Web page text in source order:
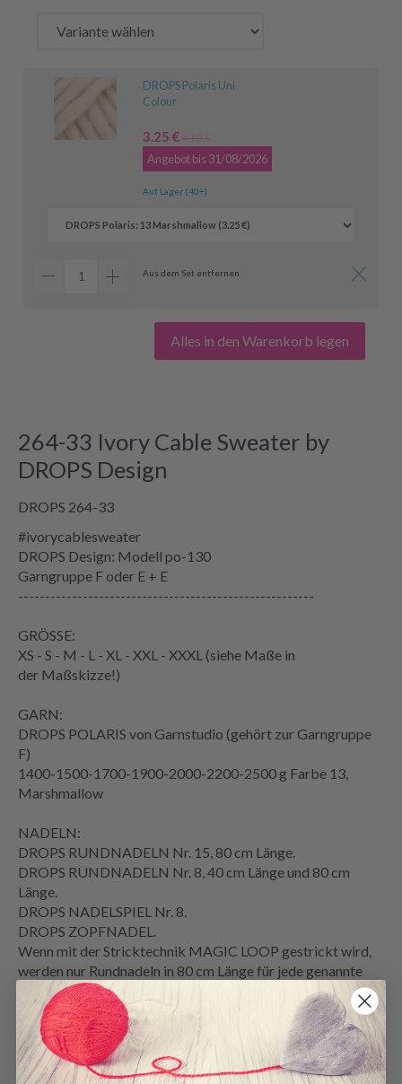
DROPS Polaris Uni
Colour
3.25 € 4.10 €
Angebot bis 31/08/2026
Auf Lager (40+)
Aus dem Set entfernen
Alles in den Warenkorb legen
264-33 Ivory Cable Sweater by
DROPS Design
DROPS 264-33
#ivorycablesweater
DROPS Design: Modell po-130
Garngruppe F oder E + E
-------------------------------------------------------
GRÖSSE:
XS - S - M - L - XL - XXL - XXXL (siehe Maße in
der Maßskizze!)
GARN:
DROPS POLARIS von Garnstudio (gehört zur Garngruppe
F)
1400-1500-1700-1900-2000-2200-2500 g Farbe 13,
Marshmallow
NADELN:
DROPS RUNDNADELN Nr. 15, 80 cm Länge.
DROPS RUNDNADELN Nr. 8, 40 cm Länge und 80 cm
Länge.
DROPS NADELSPIEL Nr. 8.
DROPS ZOPFNADEL
Wenn mit der Stricktechnik MAGIC LOOP gestrickt wird,
werden nur Rundnadeln in 80 cm Länge für jede genannte
Nadelstärke benötigt.
MASCHENPROBE
7 Maschen in der Breite und 9 Reihen in der Höheglatt
rechtsauf Stricknadel Nr. 15 = 10 x 10 cm.